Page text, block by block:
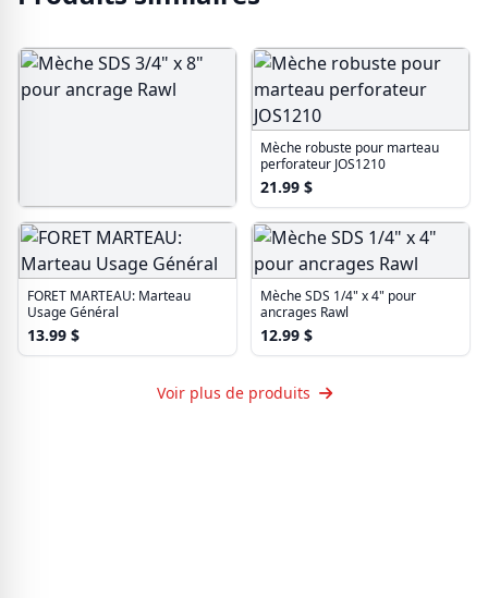
Mèche SDS 3/4" x 8" pour
ancrage Rawl
65.99$
Mèche robuste pour marteau
perforateur JOS1210
21.99 $
FORET MARTEAU: Marteau
Usage Général
13.99 $
Mèche SDS 1/4" x 4" pour
ancrages Rawl
12.99 $
Voir plus de produits